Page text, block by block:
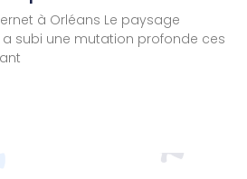
à Orléans Le paysage
subi une mutation profonde ces